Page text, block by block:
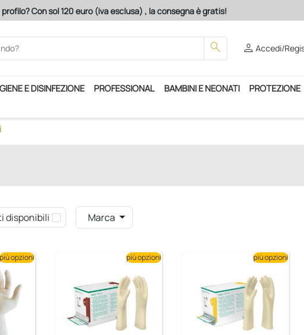
Con sol 120 euro (iva esclusa) , la consegna è gratis!
search personAccedi/
E DISINFEZIONE PROFESSIONAL BAMBINI E NEONATI PROTEZIONE
disponibili Marca
più opzioni più opzioni più opzioni